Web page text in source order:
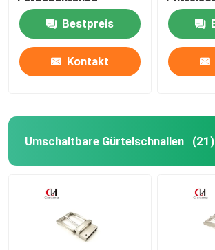
beständig
Bestpreis
Kontakt
Ersatz-
Umschaltbare Gürtelschnallen (21)